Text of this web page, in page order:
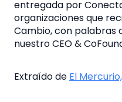
entregada por
organizaciones que
Cambio, con palabras
nuestro CEO &
Extraído de El